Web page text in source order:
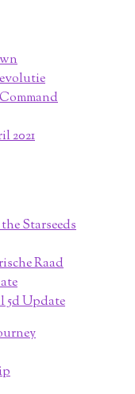
2021
Starseeds
Raad
Update